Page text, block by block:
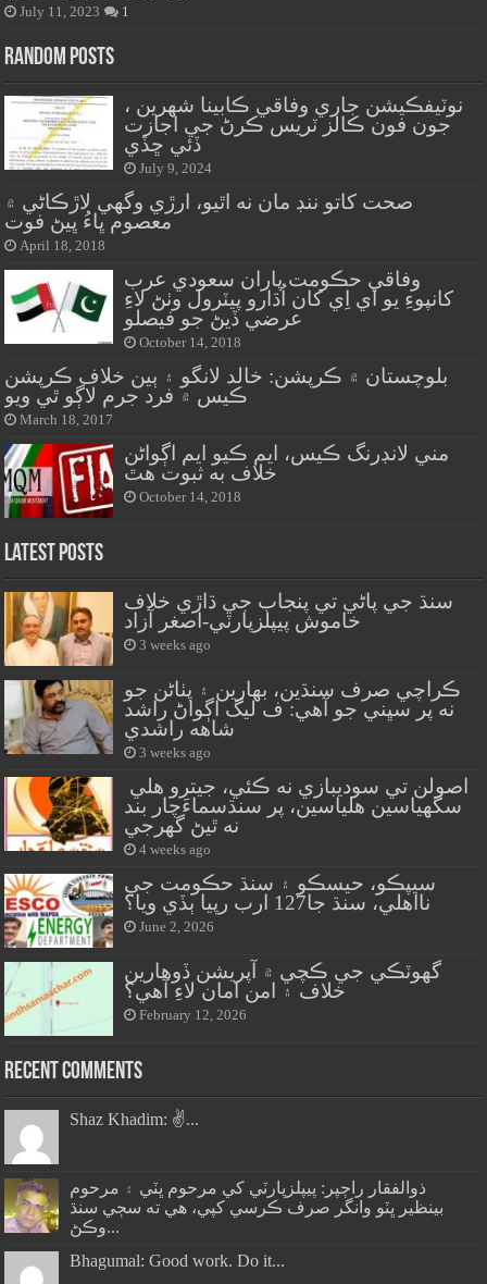
July 11, 2023 1
Random Posts
، نوٽيفڪيشن جاري وفاقي ڪابينا شهرين
جون فون ڪالز ٽريس ڪرڻ جي اجازت
ڏئي ڇڏي
July 9, 2024
صحت کاتو ننڊ مان نه اٿيو، ارڙي وگهي لاڙڪاڻي ۾
معصوم ڀاءُ ڀيڻ فوت
April 18, 2018
وفاقي حڪومت پاران سعودي عرب
کانپوءِ يو اَي اِي کان اُڌارو پيٽرول وٺڻ لاءِ
عرضي ڏيڻ جو فيصلو
October 14, 2018
بلوچستان ۾ ڪرپشن: خالد لانگو ۽ ٻين خلاف ڪرپشن
ڪيس ۾ فرد جرم لاڳو ٿي ويو
March 18, 2017
مني لانڊرنگ ڪيس، ايم ڪيو ايم اڳواڻن
خلاف به ثبوت هٿ
October 14, 2018
Latest Posts
سنڌ جي پاڻي تي پنجاب جي ڌاڙي خلاف
خاموش پيپلزپارٽي-اصغر آزاد
3 weeks ago
ڪراچي صرف سنڌين، بهارين ۽ پٺاڻن جو
نه پر سڀني جو آهي: ف ليگ اڳواڻ راشد
شاهه راشدي
3 weeks ago
سگهياسين هلياسين، پر سنڌسماءَچار بند
نه ٿيڻ گهرجي
4 weeks ago
سيپڪو، حيسڪو ۽ سنڌ حڪومت جي
نااهلي، سنڌ جا127 ارب رپيا ٻڏي ويا؟
June 2, 2026
گهوٽڪي جي ڪچي ۾ آپريشن ڏوهارين
خلاف ۽ امن امان لاءِ آهي؟
February 12, 2026
Recent Comments
Shaz Khadim: ✌️...
ذوالفقار راڄپر: پيپلزپارٽي کي مرحوم ڀٽي ۽ مرحوم
بينظير ڀٽو وانگر صرف ڪرسي کپي، هي ته سڄي سنڌ
وڪڻ...
Bhagumal: Good work. Do it...